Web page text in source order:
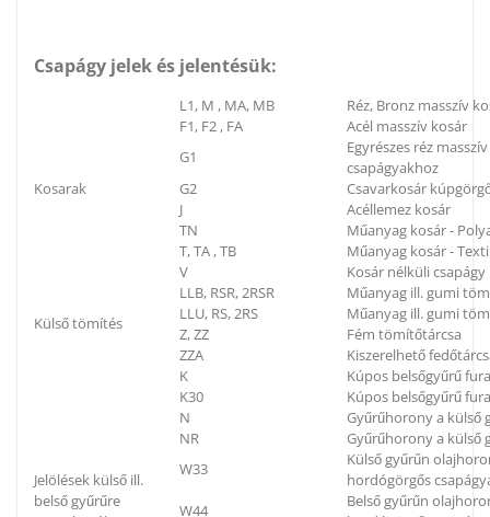
Csapágy jelek és jelentésük:
Kosarak
L1, M , MA, MB
Réz, Bronz masszív
F1, F2 , FA
Acél masszív kosár
G1
Egyrészes réz
csapágyakhoz
G2
Csavarkosár
J
Acéllemez kosár
TN
Műanyag kosár -
T, TA , TB
Műanyag kosár -
V
Kosár nélküli csapágy
Külső tömítés
LLB, RSR, 2RSR
Műanyag ill. gumi
LLU, RS, 2RS
Műanyag ill. gumi
Z, ZZ
Fém tömítőtárcsa
ZZA
Kiszerelhető
Jelölések külső ill.
belső gyűrűre
K
Kúpos belsőgyűrű
K30
Kúpos belsőgyűrű
N
Gyűrűhorony a külső
NR
Gyűrűhorony a külső
W33
Külső gyűrűn
hordógörgős
W44
Belső gyűrűn